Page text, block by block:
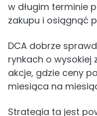
w długim terminie
zakupu i osiągnąć
DCA dobrze
rynkach o wysokiej
akcje, gdzie ceny
miesiąca na
Strategia ta jest